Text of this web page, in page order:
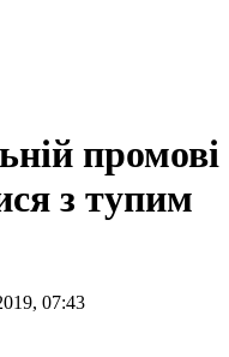
промові
з тупим
07:43